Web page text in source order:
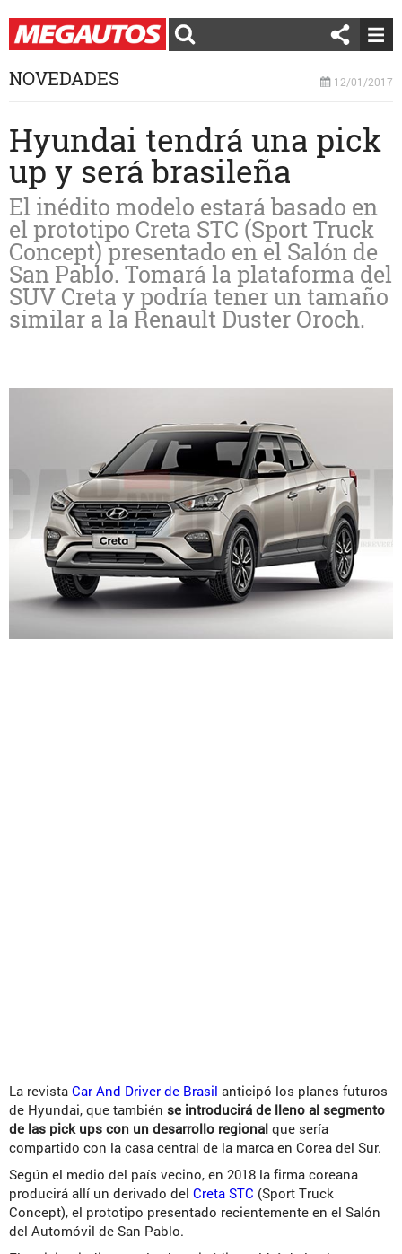
NOVEDADES 12/01/2017
Hyundai tendrá una pick
up y será brasileña
El inédito modelo estará basado en
el prototipo Creta STC (Sport Truck
Concept) presentado en el Salón de
San Pablo. Tomará la plataforma del
SUV Creta y podría tener un tamaño
similar a la Renault Duster Oroch.
La revista Car And Driver de Brasil anticipó los planes futuros
de Hyundai, que también se introducirá de lleno al segmento
de las pick ups con un desarrollo regional que sería
compartido con la casa central de la marca en Corea del Sur.
Según el medio del país vecino, en 2018 la firma coreana
producirá allí un derivado del Creta STC (Sport Truck
Concept), el prototipo presentado recientemente en el Salón
del Automóvil de San Pablo.